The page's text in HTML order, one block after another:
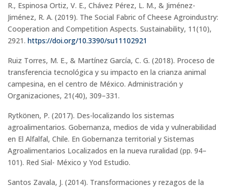
R., Espinosa Ortiz, V. E., Chávez Pérez, L. M., & Jiménez-
Jiménez, R. A. (2019). The Social Fabric of Cheese Agroindustry:
Cooperation and Competition Aspects. Sustainability, 11(10),
2921. https://doi.org/10.3390/su11102921
Ruiz Torres, M. E., & Martínez García, C. G. (2018). Proceso de
transferencia tecnológica y su impacto en la crianza animal
campesina, en el centro de México. Administración y
Organizaciones, 21(40), 309–331.
Rytkönen, P. (2017). Des-localizando los sistemas
agroalimentarios. Gobernanza, medios de vida y vulnerabilidad
en El Alfalfal, Chile. En Gobernanza territorial y Sistemas
Agroalimentarios Localizados en la nueva ruralidad (pp. 94–
101). Red Sial- México y Yod Estudio.
Santos Zavala, J. (2014). Transformaciones y rezagos de la